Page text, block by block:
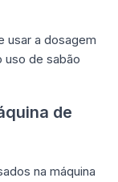
usar a dosagem
uso de sabão
de
na máquina